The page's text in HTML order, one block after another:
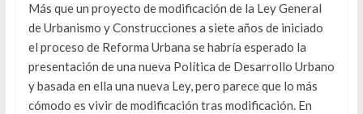
Más que un proyecto de modificación de la Ley General
de Urbanismo y Construcciones a siete años de iniciado
el proceso de Reforma Urbana se habría esperado la
presentación de una nueva Política de Desarrollo Urbano
y basada en ella una nueva Ley, pero parece que lo más
cómodo es vivir de modificación tras modificación. En